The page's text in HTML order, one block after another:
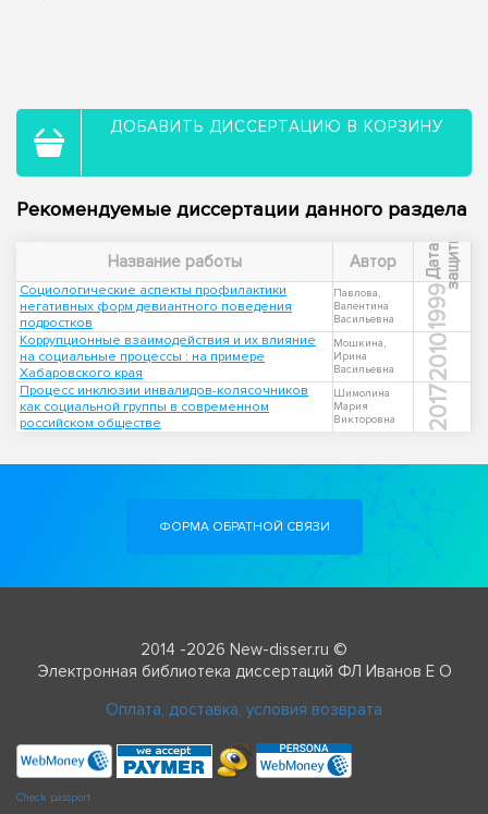
ДОБАВИТЬ ДИССЕРТАЦИЮ В КОРЗИНУ
Рекомендуемые диссертации данного раздела
Название работы Автор Д
а
т
а
з
а
щ
и
т ы
Социологические аспекты профилактики
негативных форм девиантного поведения
подростков
Павлова,
Валентина
Васильевна
1999
Коррупционные взаимодействия и их влияние
на социальные процессы : на примере
Хабаровского края
Мошкина,
Ирина
Васильевна
2010
Процесс инклюзии инвалидов-колясочников
как социальной группы в современном
российском обществе
Шимолина
Мария
Викторовна
2017
ФОРМА ОБРАТНОЙ СВЯЗИ
2014 -2026 New-disser.ru ©
Электронная библиотека диссертаций ФЛ Иванов Е О
Оплата, доставка, условия возврата
Check passport